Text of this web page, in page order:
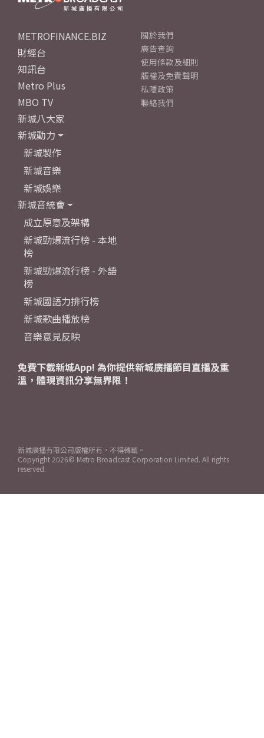
METROFINANCE.BIZ
財經台
知訊台
Metro Plus
MBO TV
新城八大家
新城動力
新城製作
新城音樂
新城娛樂
新城音統會
成立原意及架構
新城勁爆流行榜 - 本地
榜
新城勁爆流行榜 - 外語
榜
新城國語力排行榜
新城歌曲播放榜
音樂意見反映
關於我們
廣告查詢
使用條款及細則
版權及免責聲明
私隱政策
聯絡我們
免費下載新城App! 為你提供新城廣播節目直播及重
溫，體現資訊分享無界限！
新城廣播有限公司版權所有，不得轉載。
Copyright 2026© Metro Broadcast Corporation Limited. All rights
reserved.